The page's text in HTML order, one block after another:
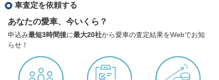
車査定を依頼する
あなたの愛車、今いくら？
申込み最短3時間後に最大20社から愛車の査定結果をWebでお知
らせ！